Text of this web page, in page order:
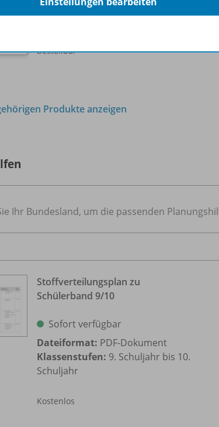
Solange der Vorrat reicht
bestellbar
Produkte anzeigen
Ihr Bundesland, um die passenden
Stoffverteilungsplan zu
Schülerband 9/10
Sofort verfügbar
Dateiformat: PDF-Dokument
Klassenstufen: 9. Schuljahr bis 10.
Schuljahr
Kostenlos